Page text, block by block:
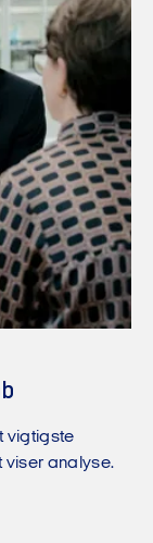
vigtigste
viser analyse.